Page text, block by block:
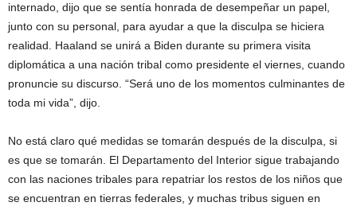
internado, dijo que se sentía honrada de desempeñar un papel,
junto con su personal, para ayudar a que la disculpa se hiciera
realidad. Haaland se unirá a Biden durante su primera visita
diplomática a una nación tribal como presidente el viernes, cuando
pronuncie su discurso. “Será uno de los momentos culminantes de
toda mi vida”, dijo.
No está claro qué medidas se tomarán después de la disculpa, si
es que se tomarán. El Departamento del Interior sigue trabajando
con las naciones tribales para repatriar los restos de los niños que
se encuentran en tierras federales, y muchas tribus siguen en